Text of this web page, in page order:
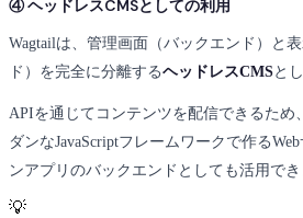
④ ヘッドレスCMSとしての利用
Wagtailは、管理画面（バックエンド）と
ド）を完全に分離するヘッドレスCMSと
APIを通じてコンテンツを配信できるため
ダンなJavaScriptフレームワークで作る
ンアプリのバックエンドとしても活用でき
💡